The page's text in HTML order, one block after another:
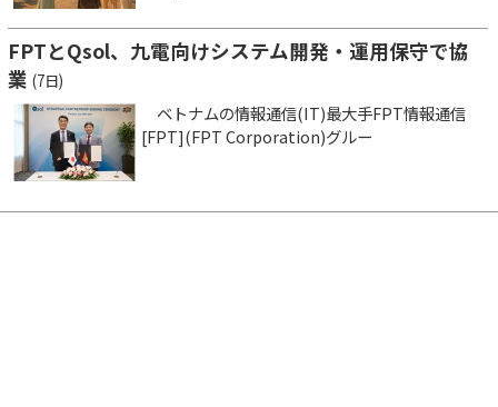
FPTとQsol、九電向けシステム開発・運用保守で協
業 (7日)
ベトナムの情報通信(IT)最大手FPT情報通信
[FPT](FPT Corporation)グルー